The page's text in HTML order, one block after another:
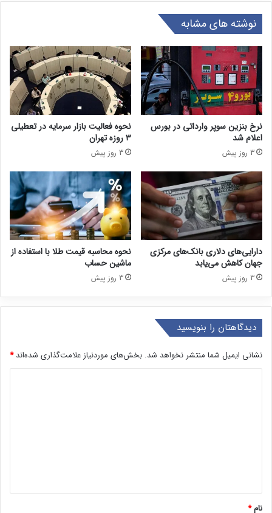
نوشته های مشابه
نرخ بنزین سوپر وارداتی در بورس
اعلام شد
3 روز پیش
نحوه فعالیت بازار سرمایه در تعطیلی
۳ روزه تهران
3 روز پیش
دارایی‌های دلاری بانک‌های مرکزی
جهان کاهش می‌یابد
3 روز پیش
نحوه محاسبه قیمت طلا با استفاده از
ماشین حساب
3 روز پیش
دیدگاهتان را بنویسید
نشانی ایمیل شما منتشر نخواهد شد. بخش‌های موردنیاز علامت‌گذاری شده‌اند*
نام*